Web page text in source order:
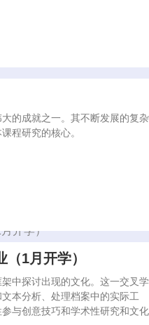
的成就之一。其不断发展的复杂
程研究的核心。
1月开学）
中探讨出现的文化。这一交叉学
本分析、处理档案中的实际工
与创意技巧和学术性研究和文化